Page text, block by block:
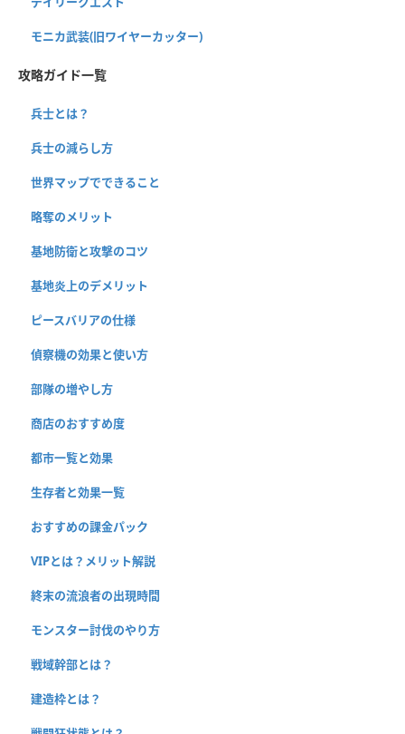
モニカ武装(旧ワイヤーカッター)
攻略ガイド一覧
兵士とは？
兵士の減らし方
世界マップでできること
略奪のメリット
基地防衛と攻撃のコツ
基地炎上のデメリット
ピースバリアの仕様
偵察機の効果と使い方
部隊の増やし方
商店のおすすめ度
都市一覧と効果
生存者と効果一覧
おすすめの課金パック
VIPとは？メリット解説
終末の流浪者の出現時間
モンスター討伐のやり方
戦域幹部とは？
建造枠とは？